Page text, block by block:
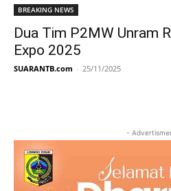
BREAKING NEWS
Dua Tim P2MW Unram
Expo 2025
SUARANTB.com - 25/11/2025
-